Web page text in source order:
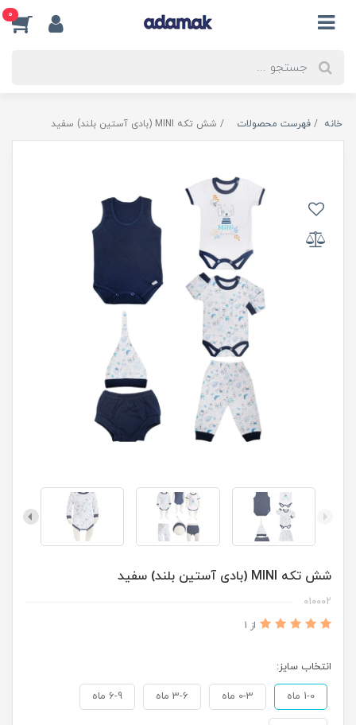
0
خانه فهرست محصولات شش تکه MINI (بادی آستین بلند) سفید
شش تکه MINI (بادی آستین بلند) سفید
010002
از 1
انتخاب سایز:
1-0 ماه 0-3 ماه 3-6 ماه 6-9 ماه